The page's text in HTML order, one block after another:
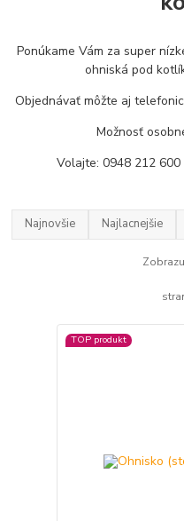
Ponúkame Vám za super
ohniská pod
Objednávať môžte aj
Možnosť
Volajte: 0948 212
Najnovšie Najlacnejšie
TOP produkt